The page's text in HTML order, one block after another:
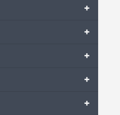
+
+
+
+
+